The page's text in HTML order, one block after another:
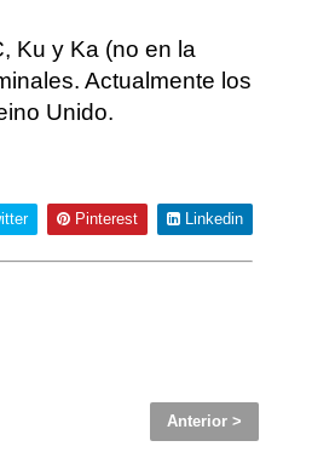
Ku y Ka (no en la
Actualmente los
Unido.
Pinterest Linkedin
Anterior >